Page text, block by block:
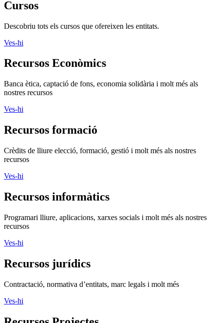
Banca ètica, captació de fons, economia solidària i molt més als
Crèdits de lliure elecció, formació, gestió i molt més als nostres
Programari lliure, aplicacions, xarxes socials i molt més als nostres
Recursos jurídics